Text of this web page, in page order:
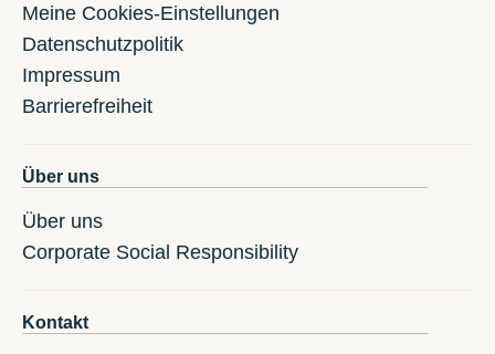
Meine Cookies-Einstellungen
Datenschutzpolitik
Impressum
Barrierefreiheit
Über uns
Über uns
Corporate Social Responsibility
Kontakt